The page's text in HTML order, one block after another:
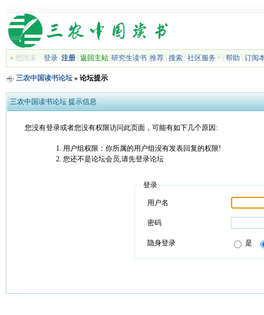
»您尚未 登录 注册| 返回主站| 研究生读书| 推荐| 搜索| 社区服务 帮助 订阅
三农中国读书论坛» 论坛提示
三农中国读书论坛 提示信息
您没有登录或者您没有权限访问此页面，可能有如下几个原因:
用户组权限：你所属的用户组没有发表回复的权限!
您还不是论坛会员,请先登录论坛
登录
用户名
密码
隐身登录 是